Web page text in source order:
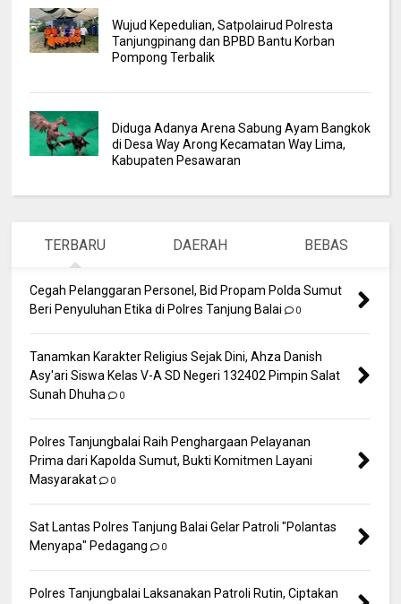
Wujud Kepedulian, Satpolairud Polresta
Tanjungpinang dan BPBD Bantu Korban
Pompong Terbalik
Diduga Adanya Arena Sabung Ayam Bangkok
di Desa Way Arong Kecamatan Way Lima,
Kabupaten Pesawaran
TERBARU DAERAH BEBAS
Cegah Pelanggaran Personel, Bid Propam Polda Sumut
Beri Penyuluhan Etika di Polres Tanjung Balai
0
Tanamkan Karakter Religius Sejak Dini, Ahza Danish
Asy'ari Siswa Kelas V-A SD Negeri 132402 Pimpin Salat
Sunah Dhuha
0
Polres Tanjungbalai Raih Penghargaan Pelayanan
Prima dari Kapolda Sumut, Bukti Komitmen Layani
Masyarakat
0
Sat Lantas Polres Tanjung Balai Gelar Patroli "Polantas
Menyapa" Pedagang
0
Polres Tanjungbalai Laksanakan Patroli Rutin, Ciptakan